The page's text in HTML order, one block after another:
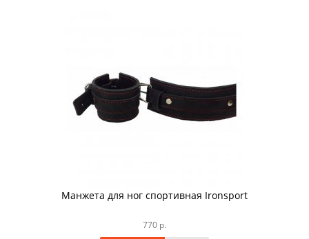
Манжета для ног спортивная Ironsport
770 р.